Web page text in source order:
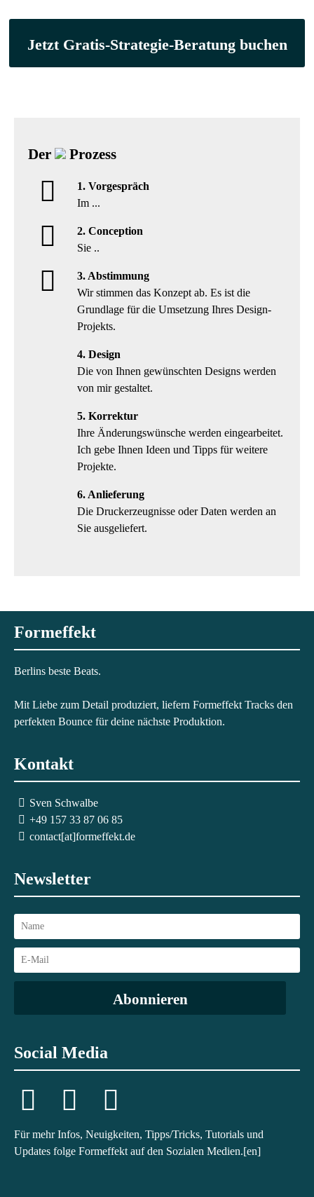
Jetzt Gratis-Strategie-Beratung buchen
Der Prozess
1. Vorgespräch
Im ...
2. Conception
Sie ..
3. Abstimmung
Wir stimmen das Konzept ab. Es ist die
Grundlage für die Umsetzung Ihres Design-
Projekts.
4. Design
Die von Ihnen gewünschten Designs werden
von mir gestaltet.
5. Korrektur
Ihre Änderungswünsche werden eingearbeitet.
Ich gebe Ihnen Ideen und Tipps für weitere
Projekte.
6. Anlieferung
Die Druckerzeugnisse oder Daten werden an
Sie ausgeliefert.
Formeffekt
Berlins beste Beats.
Mit Liebe zum Detail produziert, liefern Formeffekt Tracks den
perfekten Bounce für deine nächste Produktion.
Kontakt
Sven Schwalbe
+49 157 33 87 06 85
contact[at]formeffekt.de
Newsletter
Social Media
Für mehr Infos, Neuigkeiten, Tipps/Tricks, Tutorials und
Updates folge Formeffekt auf den Sozialen Medien.[en]